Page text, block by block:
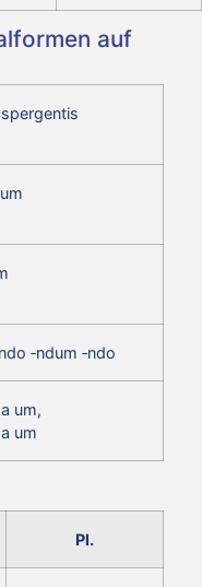
auf
‑ndum ‑ndo
um,
um
Pl.